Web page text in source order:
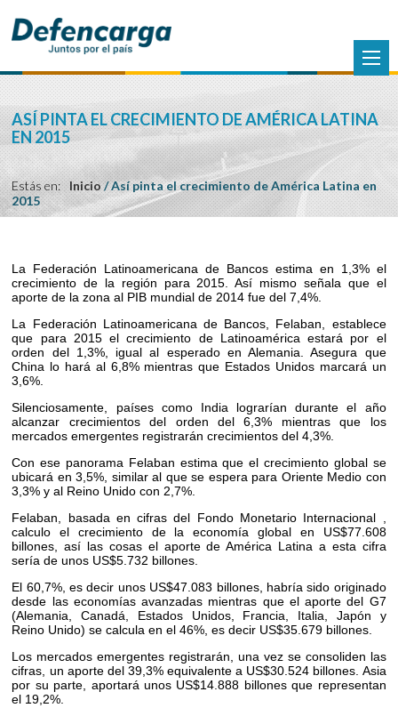
ASÍ PINTA EL CRECIMIENTO DE AMÉRICA LATINA
EN 2015
Estás en: Inicio/Así pinta el crecimiento de América Latina en
2015
La Federación Latinoamericana de Bancos estima en 1,3% el
crecimiento de la región para 2015. Así mismo señala que el
aporte de la zona al PIB mundial de 2014 fue del 7,4%.
La Federación Latinoamericana de Bancos, Felaban, establece
que para 2015 el crecimiento de Latinoamérica estará por el
orden del 1,3%, igual al esperado en Alemania. Asegura que
China lo hará al 6,8% mientras que Estados Unidos marcará un
3,6%.
Silenciosamente, países como India lograrían durante el año
alcanzar crecimientos del orden del 6,3% mientras que los
mercados emergentes registrarán crecimientos del 4,3%.
Con ese panorama Felaban estima que el crecimiento global se
ubicará en 3,5%, similar al que se espera para Oriente Medio con
3,3% y al Reino Unido con 2,7%.
Felaban, basada en cifras del Fondo Monetario Internacional ,
calculo el crecimiento de la economía global en US$77.608
billones, así las cosas el aporte de América Latina a esta cifra
sería de unos US$5.732 billones.
El 60,7%, es decir unos US$47.083 billones, habría sido originado
desde las economías avanzadas mientras que el aporte del G7
(Alemania, Canadá, Estados Unidos, Francia, Italia, Japón y
Reino Unido) se calcula en el 46%, es decir US$35.679 billones.
Los mercados emergentes registrarán, una vez se consoliden las
cifras, un aporte del 39,3% equivalente a US$30.524 billones. Asia
por su parte, aportará unos US$14.888 billones que representan
el 19,2%.